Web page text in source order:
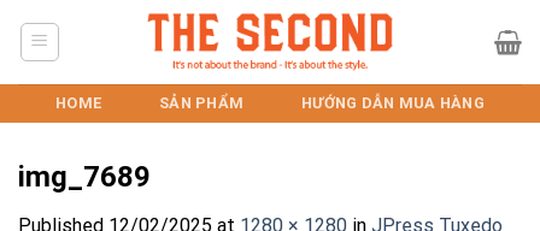
HOME SẢN PHẨM HƯỚNG DẪN MUA HÀNG
img_7689
Published 12/02/2025 at 1280 × 1280 in JPress Tuxedo